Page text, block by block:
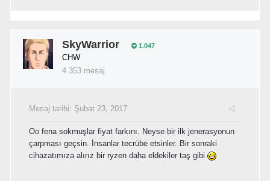
SkyWarrior 1.047
CHW
4.353 mesaj
Mesaj tarihi: Şubat 23, 2017
Oo fena sokmuşlar fiyat farkını. Neyse bir ilk jenerasyonun
çarpması geçsin. İnsanlar tecrübe etsinler. Bir sonraki
cihazatımıza alırız bir ryzen daha eldekiler taş gibi